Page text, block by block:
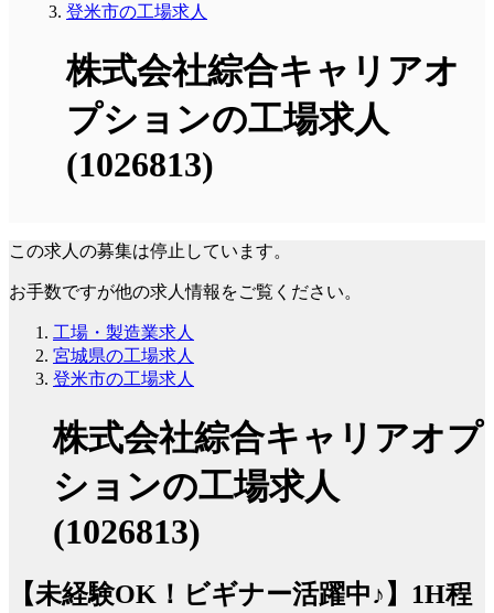
登米市の工場求人
株式会社綜合キャリアオ
プションの工場求人
(1026813)
この求人の募集は停止しています。
お手数ですが他の求人情報をご覧ください。
工場・製造業求人
宮城県の工場求人
登米市の工場求人
株式会社綜合キャリアオプ
ションの工場求人
(1026813)
【未経験OK！ビギナー活躍中♪】1H程